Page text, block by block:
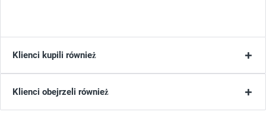
Klienci kupili również
Klienci obejrzeli również